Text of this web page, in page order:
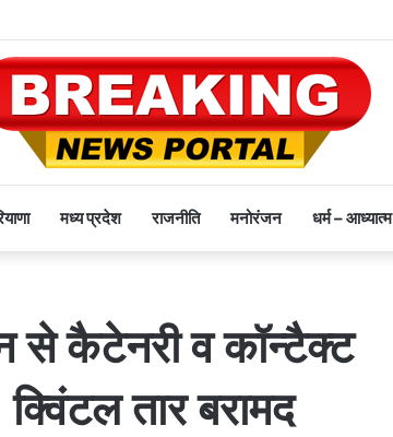
मध्य प्रदेश राजनीति मनोरंजन धर्म – आध्यात्म
से कैटेनरी व कॉन्टैक्ट
तार बरामद